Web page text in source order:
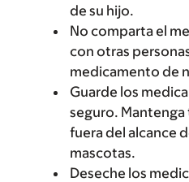
de su hijo.
No comparta el
con otras
medicamento de
Guarde los
seguro.
fuera del alcance
mascotas.
Deseche los